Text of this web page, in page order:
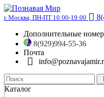
г. Москва, ПН-ПТ 10:00-19:00
Дополнительные
8(929)994-55-36
Почта
Каталог